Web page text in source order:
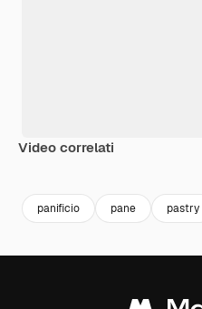
Video correlati
panificio pane pastry